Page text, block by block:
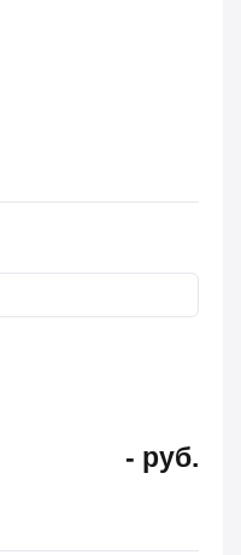
- руб.